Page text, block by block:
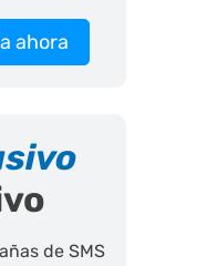
ahora
de SMS